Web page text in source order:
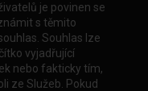
je povinen se
s těmito
Souhlas lze
vyjadřující
nebo fakticky tím,
ze Služeb. Pokud